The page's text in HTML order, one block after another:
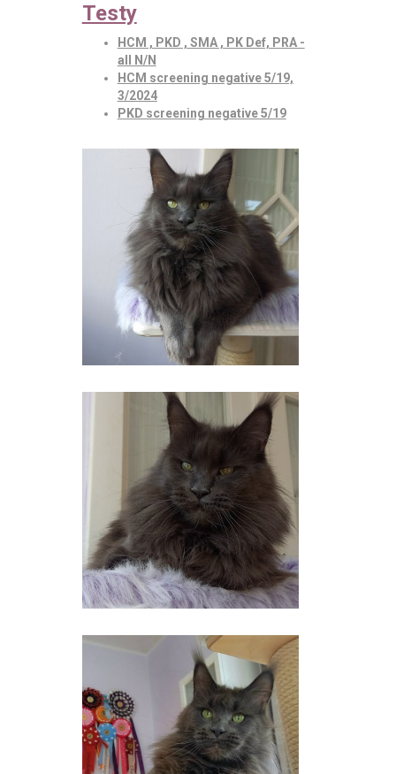
Testy
HCM , PKD , SMA , PK Def, PRA -
all N/N
HCM screening negative 5/19,
3/2024
PKD screening negative 5/19